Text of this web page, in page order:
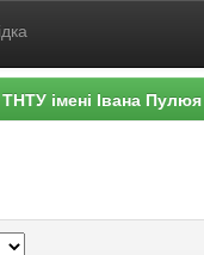
імені Івана Пулюя